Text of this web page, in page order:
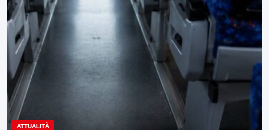
ATTUALITÀ